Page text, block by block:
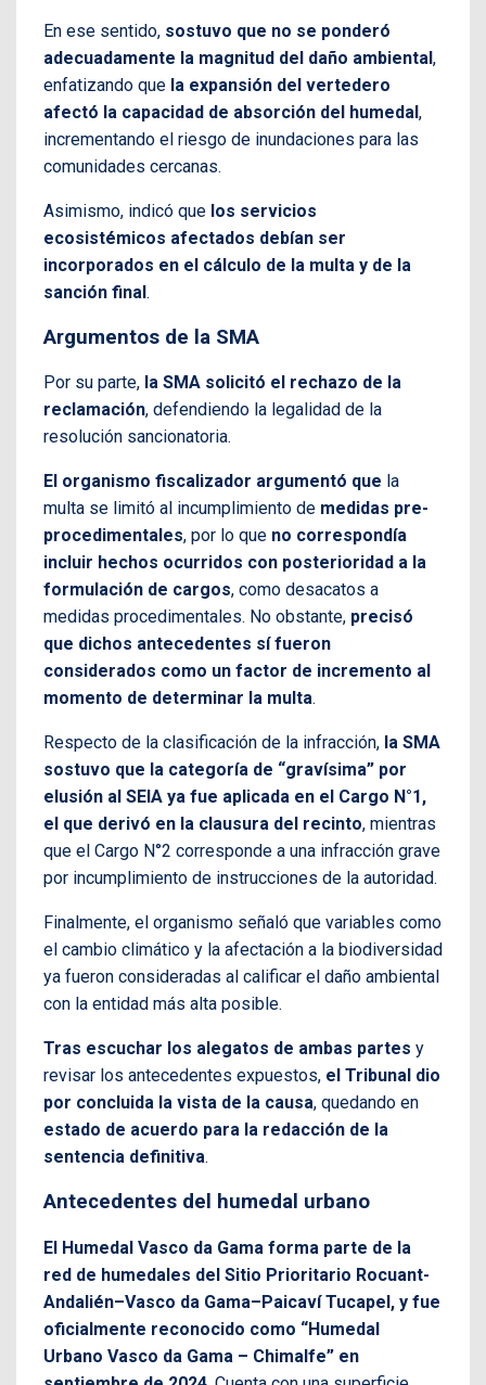
En ese sentido, sostuvo que no se ponderó
adecuadamente la magnitud del daño ambiental,
enfatizando que la expansión del vertedero
afectó la capacidad de absorción del humedal,
incrementando el riesgo de inundaciones para las
comunidades cercanas.
Asimismo, indicó que los servicios
ecosistémicos afectados debían ser
incorporados en el cálculo de la multa y de la
sanción final.
Argumentos de la SMA
Por su parte, la SMA solicitó el rechazo de la
reclamación, defendiendo la legalidad de la
resolución sancionatoria.
El organismo fiscalizador argumentó que la
multa se limitó al incumplimiento de medidas pre-
procedimentales, por lo que no correspondía
incluir hechos ocurridos con posterioridad a la
formulación de cargos, como desacatos a
medidas procedimentales. No obstante, precisó
que dichos antecedentes sí fueron
considerados como un factor de incremento al
momento de determinar la multa.
Respecto de la clasificación de la infracción, la SMA
sostuvo que la categoría de “gravísima” por
elusión al SEIA ya fue aplicada en el Cargo N°1,
el que derivó en la clausura del recinto, mientras
que el Cargo N°2 corresponde a una infracción grave
por incumplimiento de instrucciones de la autoridad.
Finalmente, el organismo señaló que variables como
el cambio climático y la afectación a la biodiversidad
ya fueron consideradas al calificar el daño ambiental
con la entidad más alta posible.
Tras escuchar los alegatos de ambas partes y
revisar los antecedentes expuestos, el Tribunal dio
por concluida la vista de la causa, quedando en
estado de acuerdo para la redacción de la
sentencia definitiva.
Antecedentes del humedal urbano
El Humedal Vasco da Gama forma parte de la
red de humedales del Sitio Prioritario Rocuant-
Andalién–Vasco da Gama–Paicaví Tucapel, y fue
oficialmente reconocido como “Humedal
Urbano Vasco da Gama – Chimalfe” en